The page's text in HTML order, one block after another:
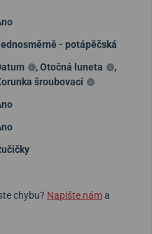
- potápěčská
,Otočná luneta
,
šroubovací
chybu? Napište náma